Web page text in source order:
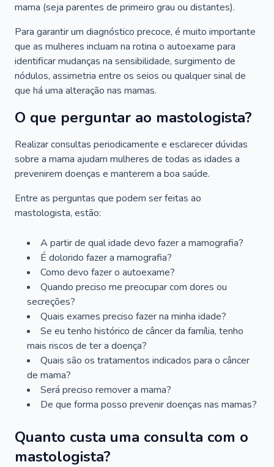
mama (seja parentes de primeiro grau ou distantes).
Para garantir um diagnóstico precoce, é muito importante
que as mulheres incluam na rotina o autoexame para
identificar mudanças na sensibilidade, surgimento de
nódulos, assimetria entre os seios ou qualquer sinal de
que há uma alteração nas mamas.
O que perguntar ao mastologista?
Realizar consultas periodicamente e esclarecer dúvidas
sobre a mama ajudam mulheres de todas as idades a
prevenirem doenças e manterem a boa saúde.
Entre as perguntas que podem ser feitas ao
mastologista, estão:
A partir de qual idade devo fazer a mamografia?
É dolorido fazer a mamografia?
Como devo fazer o autoexame?
Quando preciso me preocupar com dores ou
secreções?
Quais exames preciso fazer na minha idade?
Se eu tenho histórico de câncer da família, tenho
mais riscos de ter a doença?
Quais são os tratamentos indicados para o câncer
de mama?
Será preciso remover a mama?
De que forma posso prevenir doenças nas mamas?
Quanto custa uma consulta com o
mastologista?